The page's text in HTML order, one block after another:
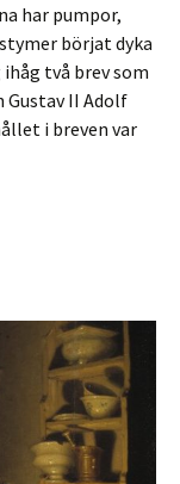
har pumpor,
börjat dyka
två brev som
II Adolf
i breven var